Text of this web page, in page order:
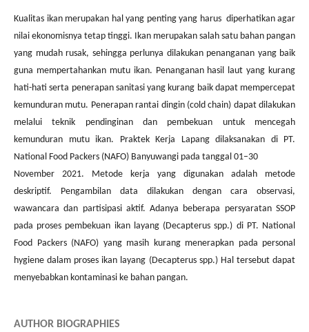
Kualitas ikan merupakan hal yang penting yang harus diperhatikan agar
nilai ekonomisnya tetap tinggi. Ikan merupakan salah satu bahan pangan
yang mudah rusak, sehingga perlunya dilakukan penanganan yang baik
guna mempertahankan mutu ikan. Penanganan hasil laut yang kurang
hati-hati serta penerapan sanitasi yang kurang baik dapat mempercepat
kemunduran mutu. Penerapan rantai dingin (cold chain) dapat dilakukan
melalui teknik pendinginan dan pembekuan untuk mencegah
kemunduran mutu ikan. Praktek Kerja Lapang dilaksanakan di PT.
National Food Packers (NAFO) Banyuwangi pada tanggal 01–30
November 2021. Metode kerja yang digunakan adalah metode
deskriptif. Pengambilan data dilakukan dengan cara observasi,
wawancara dan partisipasi aktif. Adanya beberapa persyaratan SSOP
pada proses pembekuan ikan layang (Decapterus spp.) di PT. National
Food Packers (NAFO) yang masih kurang menerapkan pada personal
hygiene dalam proses ikan layang (Decapterus spp.) Hal tersebut dapat
menyebabkan kontaminasi ke bahan pangan.
AUTHOR BIOGRAPHIES